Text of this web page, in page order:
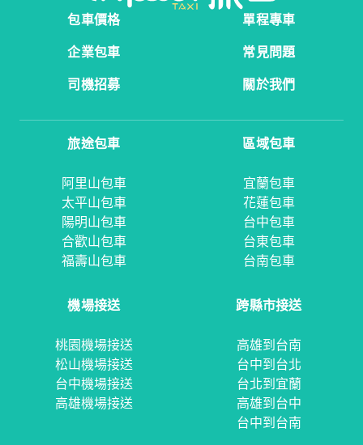
包車價格
單程專車
企業包車
常見問題
司機招募
關於我們
旅途包車
阿里山包車
太平山包車
陽明山包車
合歡山包車
福壽山包車
區域包車
宜蘭包車
花蓮包車
台中包車
台東包車
台南包車
機場接送
桃園機場接送
松山機場接送
台中機場接送
高雄機場接送
跨縣市接送
高雄到台南
台中到台北
台北到宜蘭
高雄到台中
台中到台南